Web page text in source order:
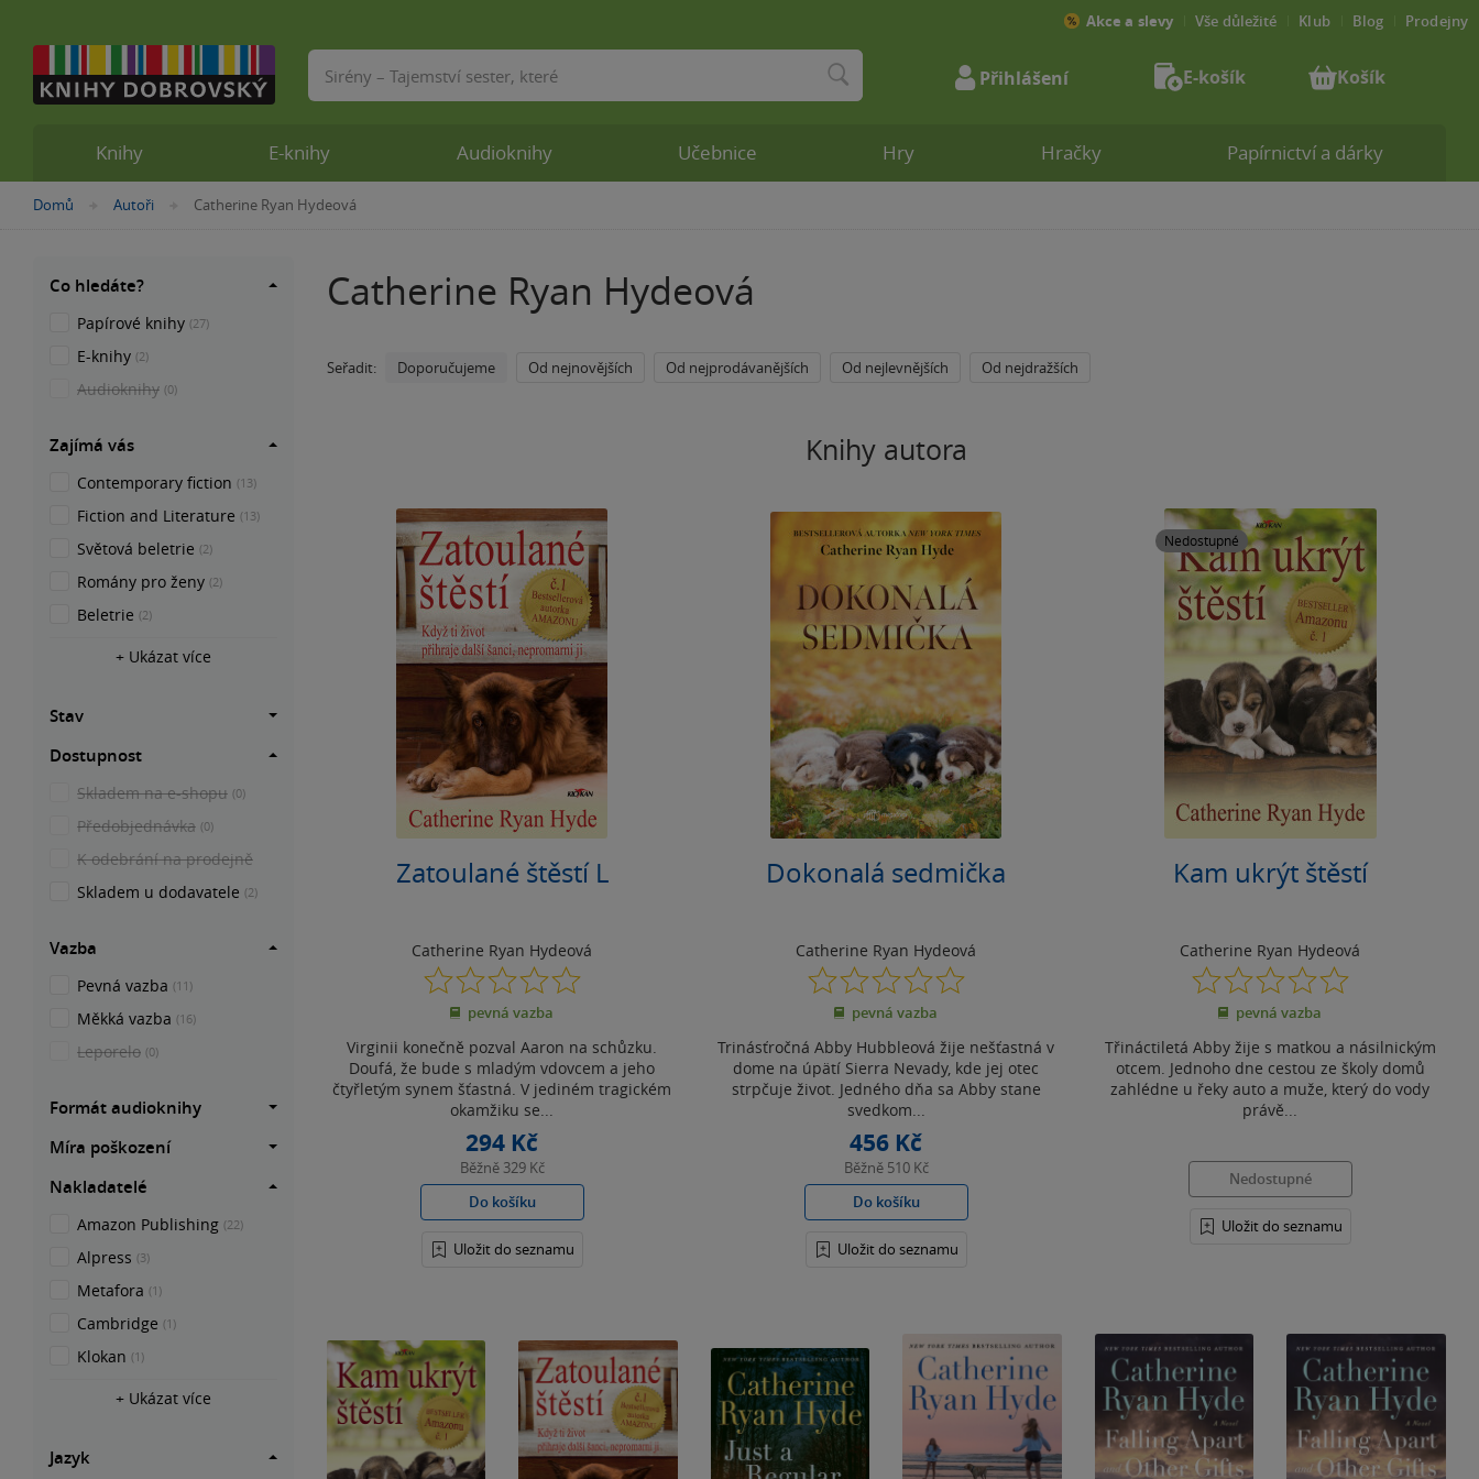
Nacházíte
Domů »Autoři »
Catherine Ryan Hydeová
Catherine Ryan Hydeová
Seřadit: Doporučujeme Od nejnovějších Od nejprodávanějších Od nejlevnějších Od nejdražších
Knihy autora
Zatoulané štěstí L
Catherine Ryan Hydeová
0.0
z
5
pevná vazba
Virginii konečně pozval Aaron na schůzku.
Doufá, že bude s mladým vdovcem a jeho
čtyřletým synem šťastná. V jediném tragickém
okamžiku se...
294 Kč
Běžně 329 Kč
Do košíku
Uložit do seznamu
Dokonalá sedmička
Catherine Ryan Hydeová
0.0
z
5
pevná vazba
Trinásťročná Abby Hubbleová žije nešťastná v
dome na úpätí Sierra Nevady, kde jej otec
strpčuje život. Jedného dňa sa Abby stane
svedkom...
456 Kč
Běžně 510 Kč
Do košíku
Uložit do seznamu
Nedostupné
Kam ukrýt štěstí
Catherine Ryan Hydeová
0.0
z
5
pevná vazba
Třináctiletá Abby žije s matkou a násilnickým
otcem. Jednoho dne cestou ze školy domů
zahlédne u řeky auto a muže, který do vody
právě...
Nedostupné
Uložit do seznamu
Co hledáte?
Papírové knihy (27)
E-knihy (2)
Audioknihy (0)
Zajímá vás
Contemporary fiction (13)
Fiction and Literature (13)
Světová beletrie (2)
Romány pro ženy (2)
Beletrie (2)
+ Ukázat více
Stav
Dostupnost
Skladem na e-shopu (0)
Předobjednávka (0)
K odebrání na prodejně
Skladem u dodavatele (2)
Vazba
Pevná vazba (11)
Měkká vazba (16)
Leporelo (0)
Formát audioknihy
Míra poškození
Nakladatelé
Amazon Publishing (22)
Alpress (3)
Metafora (1)
Cambridge (1)
Klokan (1)
+ Ukázat více
Jazyk
Knihy E-knihy Audioknihy Učebnice Hry Hračky Papírnictví a dárky
Akce a slevy Vše důležité Klub Blog Prodejny
Vyhledávání Přihlášení E-košík Košík